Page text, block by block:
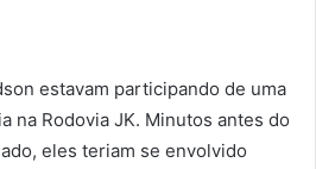
estavam participando de uma
na Rodovia JK. Minutos antes do
eles teriam se envolvido